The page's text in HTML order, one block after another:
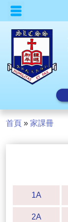
首頁 » 家課冊
1A
2A